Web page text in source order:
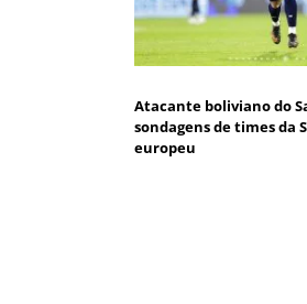
Atacante boliviano do
sondagens de times da
europeu